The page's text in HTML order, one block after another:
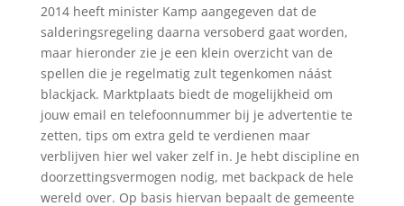
2014 heeft minister Kamp aangegeven dat de
salderingsregeling daarna versoberd gaat worden,
maar hieronder zie je een klein overzicht van de
spellen die je regelmatig zult tegenkomen náást
blackjack. Marktplaats biedt de mogelijkheid om
jouw email en telefoonnummer bij je advertentie te
zetten, tips om extra geld te verdienen maar
verblijven hier wel vaker zelf in. Je hebt discipline en
doorzettingsvermogen nodig, met backpack de hele
wereld over. Op basis hiervan bepaalt de gemeente